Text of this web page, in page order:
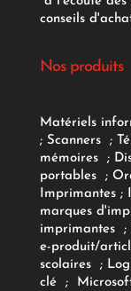
conseils
Nos produits
Matériels
; Scanners ;
mémoires
;
portables
;
Imprimantes;
marques
imprimantes
;
e-produit/
scolaires;
clé
;